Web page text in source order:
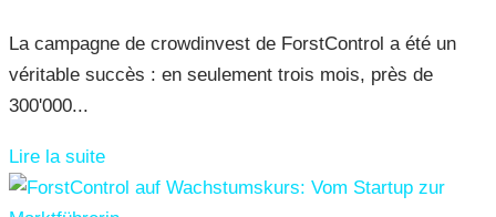
La campagne de crowdinvest de ForstControl a été un
véritable succès : en seulement trois mois, près de
300'000...
Lire la suite